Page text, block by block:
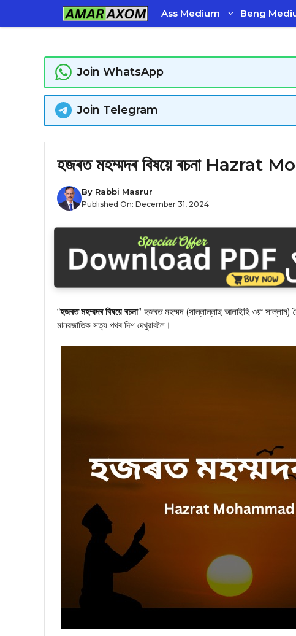
Ass Medium Beng
Join WhatsApp
Join Telegram
হজৰত মহম্মদৰ বিষয়ে ৰচনা
By Rabbi Masrur
Published On: December 31, 2024
“হজৰত মহম্মদৰ বিষয়ে ৰচনা” হজৰত মহম্মদ (সাল্লাল্লাহু আলাইহি ওয়া সাল্লাম)
মানৱজাতিক সত্য পথৰ দিশ দেখুৱাবলৈ।